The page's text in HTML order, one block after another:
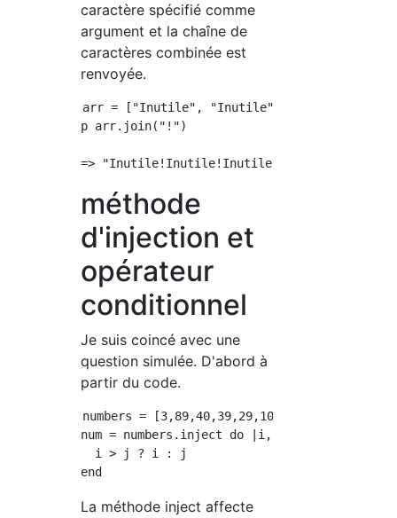
caractère spécifié comme
argument et la chaîne de
caractères combinée est
renvoyée.
arr = ["Inutile", "Inutile", "Inutile",
p arr.join("!")
méthode
d'injection et
opérateur
conditionnel
Je suis coincé avec une
question simulée. D'abord à
partir du code.
numbers = [3,89,40,39,29,10,50,59,69]
num = numbers.inject do |i,j|
  i > j ? i : j
La méthode inject affecte